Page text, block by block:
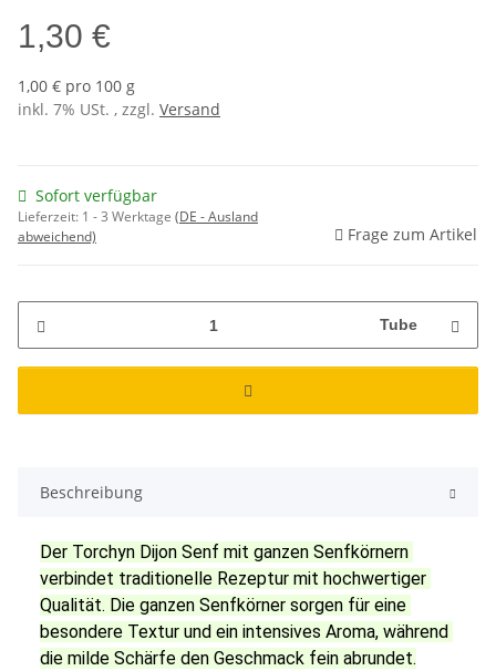
1,30 €
1,00 € pro 100 g
inkl. 7% USt. , zzgl. Versand
Sofort verfügbar
Lieferzeit: 1 - 3 Werktage (DE - Ausland
abweichend)
Frage zum Artikel
Tube
Beschreibung
Der Torchyn Dijon Senf mit ganzen Senfkörnern
verbindet traditionelle Rezeptur mit hochwertiger
Qualität. Die ganzen Senfkörner sorgen für eine
besondere Textur und ein intensives Aroma, während
die milde Schärfe den Geschmack fein abrundet.